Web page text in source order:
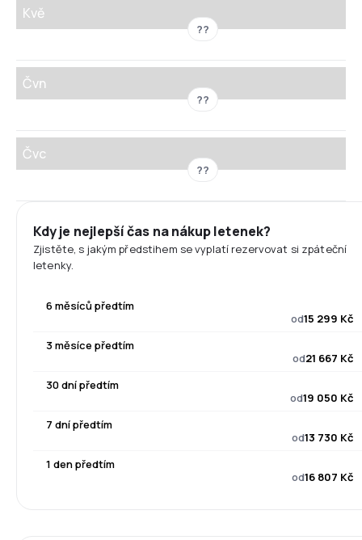
Kvě
??
Čvn
??
Čvc
??
Kdy je nejlepší čas na nákup letenek?
Zjistěte, s jakým předstihem se vyplatí rezervovat si zpáteční
letenky.
6 měsíců předtím
od15 299 Kč
3 měsíce předtím
od21 667 Kč
30 dní předtím
od19 050 Kč
7 dní předtím
od13 730 Kč
1 den předtím
od16 807 Kč